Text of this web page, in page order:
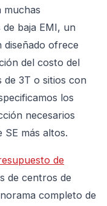
muchas
baja EMI, un
diseñado ofrece
del costo del
de 3T o sitios con
los
necesarios
más altos.
de
de centros de
completo de